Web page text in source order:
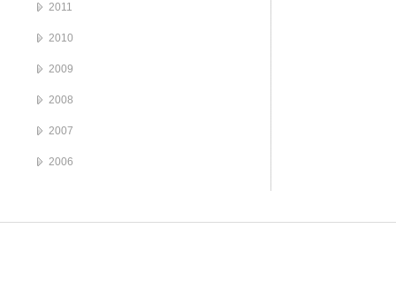
2011
2010
2009
2008
2007
2006